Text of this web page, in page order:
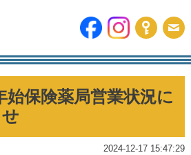
始保険薬局営業状況に
2024-12-17 15:47:29